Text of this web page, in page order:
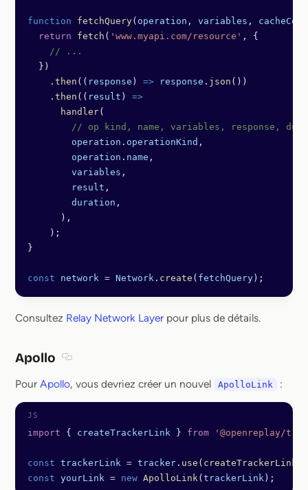
function fetchQuery( operation , variables ,
  return
fetch ( 'www.myapi.com/resource' , {
    // ...
  })
    .
then (( response ) => response . json ())
    .
then (( result ) =>
      handler
(
// op kind, name, variables, response,
        operation
. operationKind ,
        operation
. name ,
        variables
,
        result
,
        duration
,
      ),
    );
}
const network = Network . create ( fetchQuery );
Consultez Relay Network Layer pour plus de détails.
Apollo
Pour Apollo, vous devriez créer un nouvel ApolloLink :
import { createTrackerLink } from '@openreplay/
const trackerLink = tracker . use ( createTrackerLink
const yourLink = new ApolloLink( trackerLink );